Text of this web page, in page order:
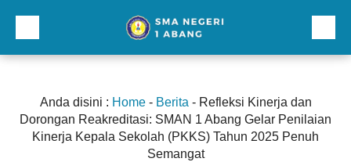
Profil
Direktori
Anda disini : Home- Berita - Refleksi Kinerja dan
Dorongan Reakreditasi: SMAN 1 Abang Gelar Penilaian
Kinerja Kepala Sekolah (PKKS) Tahun 2025 Penuh
Semangat